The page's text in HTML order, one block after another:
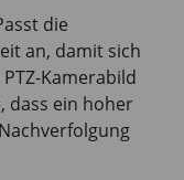
die
an, damit sich
Kamerabild
dass ein hoher